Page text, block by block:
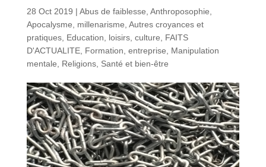
28 Oct 2019 | Abus de faiblesse Anthroposophie
Apocalysme, millenarisme Autres croyances et
pratiques, Education, loisirs, culture
FAITS
D'ACTUALITE, Formation, entreprise
Manipulation
mentale
Religions, Santé et bien-être